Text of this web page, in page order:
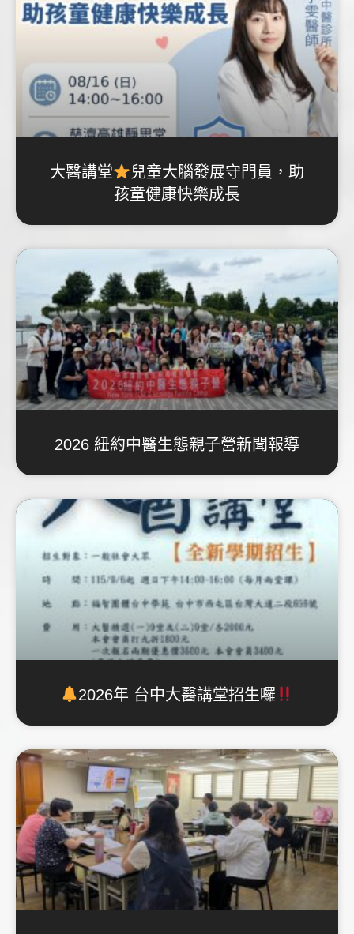
大醫講堂
兒童大腦發展守門員，助
孩童健康快樂成長
2026 紐約中醫生態親子營新聞報導
2026年 台中大醫講堂招生囉